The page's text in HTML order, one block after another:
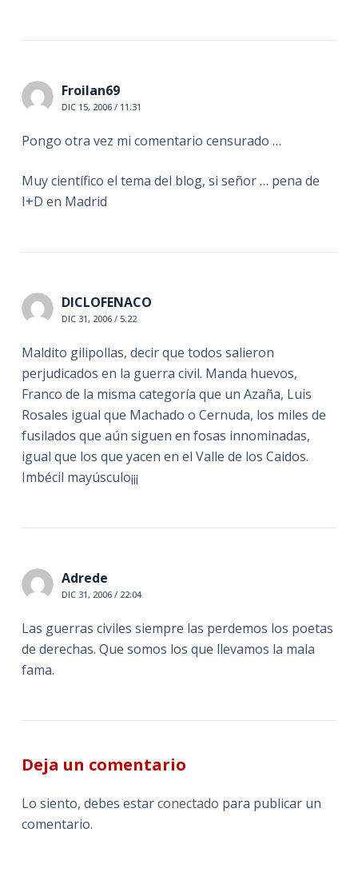
Froilan69
DIC 15, 2006 / 11:31
Pongo otra vez mi comentario censurado …
Muy científico el tema del blog, si señor … pena de
I+D en Madrid
DICLOFENACO
DIC 31, 2006 / 5:22
Maldito gilipollas, decir que todos salieron
perjudicados en la guerra civil. Manda huevos,
Franco de la misma categoría que un Azaña, Luis
Rosales igual que Machado o Cernuda, los miles de
fusilados que aún siguen en fosas innominadas,
igual que los que yacen en el Valle de los Caidos.
Imbécil mayúsculo¡¡¡
Adrede
DIC 31, 2006 / 22:04
Las guerras civiles siempre las perdemos los poetas
de derechas. Que somos los que llevamos la mala
fama.
Deja un comentario
Lo siento, debes estarconectado para publicar un
comentario.